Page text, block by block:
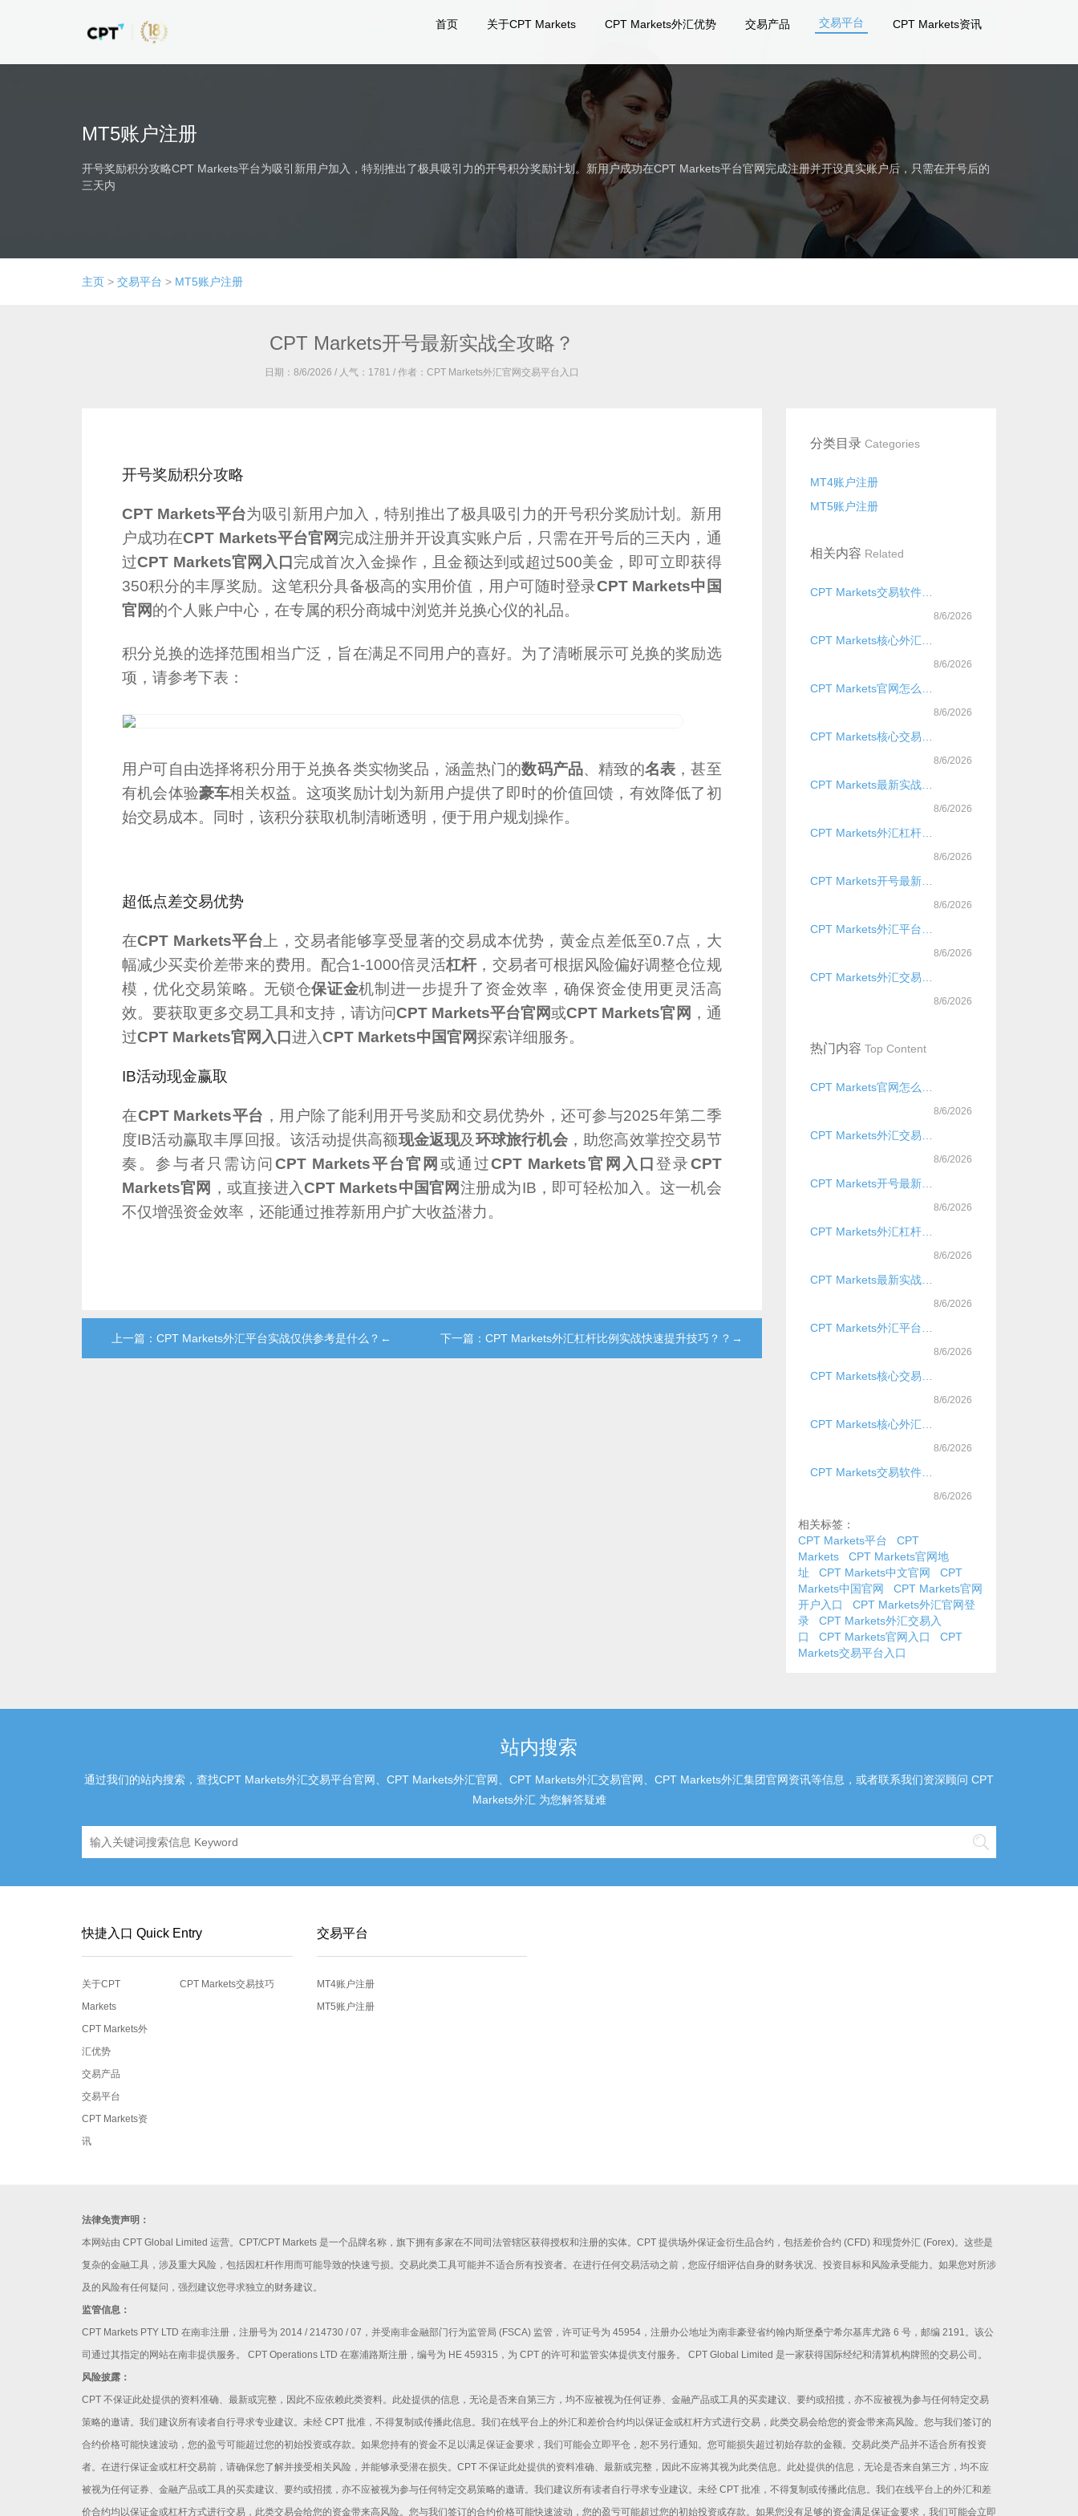
首页 关于CPT Markets CPT Markets外汇优势 交易产品 交易平台 CPT Markets资讯
MT5账户注册
开号奖励积分攻略CPT Markets平台为吸引新用户加入，特别推出了极具吸引力的开号积分奖励计划。新用户成功在CPT Markets平台官网完成注册并开设真实账户后，只需在开号后的
三天内
主页 > 交易平台 > MT5账户注册
CPT Markets开号最新实战全攻略？
日期： 8/6/2026 / 人气： 1781 / 作者：CPT Markets外汇官网交易平台入口
开号奖励积分攻略
CPT Markets平台为吸引新用户加入，特别推出了极具吸引力的开号积分奖励计划。新用
户成功在CPT Markets平台官网完成注册并开设真实账户后，只需在开号后的三天内，通
过CPT Markets官网入口 完成首次入金操作，且金额达到或超过500美金，即可立即获得
350积分的丰厚奖励。这笔积分具备极高的实用价值，用户可随时登录CPT Markets中国
官网的个人账户中心，在专属的积分商城中浏览并兑换心仪的礼品。
积分兑换的选择范围相当广泛，旨在满足不同用户的喜好。为了清晰展示可兑换的奖励选
项，请参考下表：
用户可自由选择将积分用于兑换各类实物奖品，涵盖热门的数码产品、精致的名表 ，甚至
有机会体验豪车相关权益。这项奖励计划为新用户提供了即时的价值回馈，有效降低了初
始交易成本。同时，该积分获取机制清晰透明，便于用户规划操作。
超低点差交易优势
在CPT Markets平台 上，交易者能够享受显著的交易成本优势，黄金点差低至0.7点，大
幅减少买卖价差带来的费用。配合1-1000倍灵活杠杆，交易者可根据风险偏好调整仓位规
模，优化交易策略。无锁仓保证金机制进一步提升了资金效率，确保资金使用更灵活高
效。要获取更多交易工具和支持，请访问CPT Markets平台官网或CPT Markets官网 ，通
过CPT Markets官网入口进入CPT Markets中国官网探索详细服务。
IB活动现金赢取
在CPT Markets平台 ，用户除了能利用开号奖励和交易优势外，还可参与2025年第二季
度IB活动赢取丰厚回报。该活动提供高额现金返现及环球旅行机会，助您高效掌控交易节
奏。参与者只需访问 CPT Markets平台官网 或通过CPT Markets官网入口登录CPT
Markets官网 ，或直接进入CPT Markets中国官网注册成为IB，即可轻松加入。这一机会
不仅增强资金效率，还能通过推荐新用户扩大收益潜力。
上一篇：CPT Markets外汇平台实战仅供参考是什么？← 下一篇：CPT Markets外汇杠杆比例实战快速提升技巧？？→
分类目录 Categories
MT4账户注册
MT5账户注册
相关内容 Related
CPT Markets交易软件是什么？
8/6/2026
8/6/2026
8/6/2026
8/6/2026
CPT Markets最新实战账户类型全攻略？？？
8/6/2026
CPT Markets外汇杠杆比例实战快速提升技巧？？
8/6/2026
CPT Markets开号最新实战全攻略？
8/6/2026
8/6/2026
8/6/2026
热门内容 Top Content
8/6/2026
8/6/2026
CPT Markets开号最新实战全攻略？
8/6/2026
CPT Markets外汇杠杆比例实战快速提升技巧？？
8/6/2026
CPT Markets最新实战账户类型全攻略？？？
8/6/2026
8/6/2026
8/6/2026
8/6/2026
CPT Markets交易软件是什么？
8/6/2026
相关标签：
CPT Markets平台
CPT
Markets
CPT Markets官网地
址
CPT Markets中文官网
CPT
Markets中国官网
CPT Markets官网
开户入口
CPT Markets外汇官网登
录
CPT Markets外汇交易入
口
CPT Markets官网入口
CPT
Markets交易平台入口
站内搜索
通过我们的站内搜索，查找CPT Markets外汇交易平台官网、CPT Markets外汇官网、CPT Markets外汇交易官网、CPT Markets外汇集团官网资讯等信息，或者联系我们资深顾问 CPT
Markets外汇 为您解答疑难
快捷入口 Quick Entry
关于CPT
Markets
CPT Markets外
汇优势
交易产品
交易平台
CPT Markets资
讯
CPT Markets交易技巧
交易平台
MT4账户注册
MT5账户注册
法律免责声明：
本网站由 CPT Global Limited 运营。CPT/CPT Markets 是一个品牌名称，旗下拥有多家在不同司法管辖区获得授权和注册的实体。CPT 提供场外保证金衍生品合约，包括差价合约 (CFD) 和现货外汇 (Forex)。这些是
复杂的金融工具，涉及重大风险，包括因杠杆作用而可能导致的快速亏损。交易此类工具可能并不适合所有投资者。在进行任何交易活动之前，您应仔细评估自身的财务状况、投资目标和风险承受能力。如果您对所涉
及的风险有任何疑问，强烈建议您寻求独立的财务建议。
监管信息：
CPT Markets PTY LTD 在南非注册，注册号为 2014 / 214730 / 07，并受南非金融部门行为监管局 (FSCA) 监管，许可证号为 45954，注册办公地址为南非豪登省约翰内斯堡桑宁希尔基库尤路 6 号，邮编 2191。该公
司通过其指定的网站在南非提供服务。 CPT Operations LTD 在塞浦路斯注册，编号为 HE 459315，为 CPT 的许可和监管实体提供支付服务。 CPT Global Limited 是一家获得国际经纪和清算机构牌照的交易公司。
风险披露：
CPT 不保证此处提供的资料准确、最新或完整，因此不应依赖此类资料。此处提供的信息，无论是否来自第三方，均不应被视为任何证券、金融产品或工具的买卖建议、要约或招揽，亦不应被视为参与任何特定交易
策略的邀请。我们建议所有读者自行寻求专业建议。未经 CPT 批准，不得复制或传播此信息。我们在线平台上的外汇和差价合约均以保证金或杠杆方式进行交易，此类交易会给您的资金带来高风险。您与我们签订的
合约价格可能快速波动，您的盈亏可能超过您的初始投资或存款。如果您持有的资金不足以满足保证金要求，我们可能会立即平仓，恕不另行通知。您可能损失超过初始存款的金额。交易此类产品并不适合所有投资
者。在进行保证金或杠杆交易前，请确保您了解并接受相关风险，并能够承受潜在损失。CPT 不保证此处提供的资料准确、最新或完整，因此不应将其视为此类信息。此处提供的信息，无论是否来自第三方，均不应
被视为任何证券、金融产品或工具的买卖建议、要约或招揽，亦不应被视为参与任何特定交易策略的邀请。我们建议所有读者自行寻求专业建议。未经 CPT 批准，不得复制或传播此信息。我们在线平台上的外汇和差
价合约均以保证金或杠杆方式进行交易，此类交易会给您的资金带来高风险。您与我们签订的合约价格可能快速波动，您的盈亏可能超过您的初始投资或存款。如果您没有足够的资金满足保证金要求，我们可能会立即